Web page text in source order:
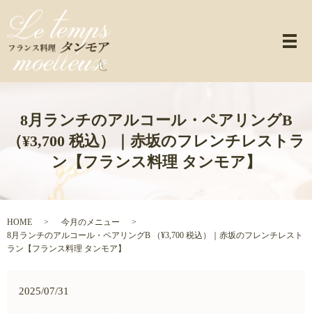
メ
8月ランチのアルコール・ペアリングB
（¥3,700 税込）｜赤坂のフレンチレストラ
ン【フランス料理 タンモア】
HOME
今月のメニュー
8月ランチのアルコール・ペアリングB （¥3,700 税込）｜赤坂のフレンチレスト
ラン【フランス料理 タンモア】
2025/07/31